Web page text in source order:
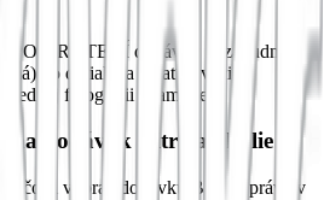
PO VRÁTENÍ dodávky nezabudnite
do držiaka a vziať si veci z
fotografii uzamkne!
dodávok Nitra a okolie
si vybrať dodávku Blynkr práve v